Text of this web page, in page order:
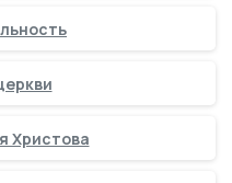
Христова